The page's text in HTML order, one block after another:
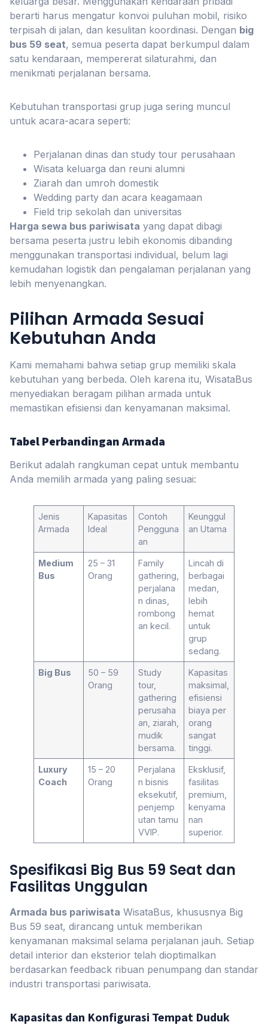
berarti harus mengatur konvoi puluhan mobil, risiko
terpisah di jalan, dan kesulitan koordinasi. Dengan big
bus 59 seat, semua peserta dapat berkumpul dalam
satu kendaraan, mempererat silaturahmi, dan
menikmati perjalanan bersama.
Kebutuhan transportasi grup juga sering muncul
untuk acara-acara seperti:
Perjalanan dinas dan study tour perusahaan
Wisata keluarga dan reuni alumni
Ziarah dan umroh domestik
Wedding party dan acara keagamaan
Field trip sekolah dan universitas
Harga sewa bus pariwisata yang dapat dibagi
bersama peserta justru lebih ekonomis dibanding
menggunakan transportasi individual, belum lagi
kemudahan logistik dan pengalaman perjalanan yang
lebih menyenangkan.
Pilihan Armada Sesuai
Kebutuhan Anda
Kami memahami bahwa setiap grup memiliki skala
kebutuhan yang berbeda. Oleh karena itu, WisataBus
menyediakan beragam pilihan armada untuk
memastikan efisiensi dan kenyamanan maksimal.
Tabel Perbandingan Armada
Berikut adalah rangkuman cepat untuk membantu
Anda memilih armada yang paling sesuai:
Jenis
Armada
Kapasitas
Ideal
Contoh
Pengguna
an
Keunggul
an Utama
Medium
Bus
25 – 31
Orang
Family
gathering,
perjalana
n dinas,
rombong
an kecil.
Lincah di
berbagai
medan,
lebih
hemat
untuk
grup
sedang.
Big Bus
50 – 59
Orang
Study
tour,
gathering
perusaha
an, ziarah,
mudik
bersama.
Kapasitas
maksimal,
efisiensi
biaya per
orang
sangat
tinggi.
Luxury
Coach
15 – 20
Orang
Perjalana
n bisnis
eksekutif,
penjemp
utan tamu
VVIP.
Eksklusif,
fasilitas
premium,
kenyama
nan
superior.
Spesifikasi Big Bus 59 Seat dan
Fasilitas Unggulan
Armada bus pariwisata WisataBus, khususnya Big
Bus 59 seat, dirancang untuk memberikan
kenyamanan maksimal selama perjalanan jauh. Setiap
detail interior dan eksterior telah dioptimalkan
berdasarkan feedback ribuan penumpang dan standar
industri transportasi pariwisata.
Kapasitas dan Konfigurasi Tempat Duduk